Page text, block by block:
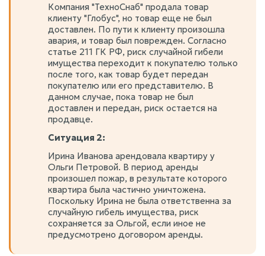
Компания "ТехноСнаб" продала товар
клиенту "Глобус", но товар еще не был
доставлен. По пути к клиенту произошла
авария, и товар был поврежден. Согласно
статье 211 ГК РФ, риск случайной гибели
имущества переходит к покупателю только
после того, как товар будет передан
покупателю или его представителю. В
данном случае, пока товар не был
доставлен и передан, риск остается на
продавце.
Ситуация 2:
Ирина Иванова арендовала квартиру у
Ольги Петровой. В период аренды
произошел пожар, в результате которого
квартира была частично уничтожена.
Поскольку Ирина не была ответственна за
случайную гибель имущества, риск
сохраняется за Ольгой, если иное не
предусмотрено договором аренды.